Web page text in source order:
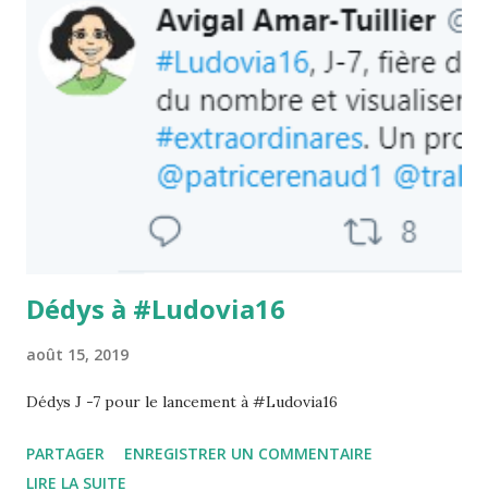
capacité de mener des opérations d'addition ou de
soustraction sur de très petites quantités. Si on cache deux
objets derrière un paravent, que l'on en retire
ostensiblement ou ajoute un, un nourrisson s'attend à voir
le nombre exact une fois le paravent enlevé, trois en cas
d'ajout, un en cas de suppression. Si les objets présentés ne
correspondent pas à au décompte exact, le nourrisson
manifestera sa surprise, preuve...
Dédys à #Ludovia16
août 15, 2019
Dédys J -7 pour le lancement à #Ludovia16
PARTAGER
ENREGISTRER UN COMMENTAIRE
LIRE LA SUITE